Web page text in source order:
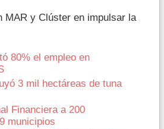
MAR y Clúster en impulsar la
80% el empleo en
3 mil hectáreas de tuna
Financiera a 200
municipios